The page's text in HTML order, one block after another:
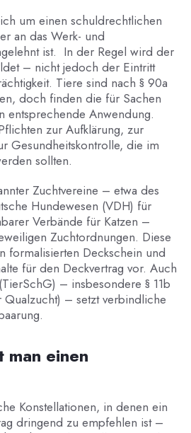
um einen schuldrechtlichen
an das Werk- und
ist. In der Regel wird der
– nicht jedoch der Eintritt
Tiere sind nach § 90a
doch finden die für Sachen
entsprechende Anwendung.
zur Aufklärung, zur
Gesundheitskontrolle, die im
sollten.
Zuchtvereine – etwa des
Hundewesen (VDH) für
Verbände für Katzen –
Zuchtordnungen. Diese
formalisierten Deckschein und
für den Deckvertrag vor. Auch
– insbesondere § 11b
– setzt verbindliche
einen
Konstellationen, in denen ein
dringend zu empfehlen ist –